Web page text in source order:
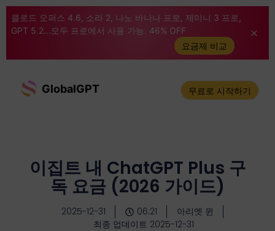
클로드 오퍼스 4.6, 소라 2, 나노 바나나 프로, 제미니 3 프로,
GPT 5.2...모두 프로에서 사용 가능. 46% OFF
요금제 비교
GlobalGPT 무료로 시작하기
이집트 내 ChatGPT Plus 구
독 요금 (2026 가이드)
2025-12-31 06:21
아리엣 윈
최종 업데이트 2025-12-31